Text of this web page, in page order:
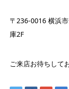
〒236-0016 横浜
庫2F
ご来店お待ちして